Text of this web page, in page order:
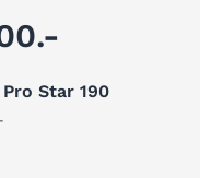
Star 190